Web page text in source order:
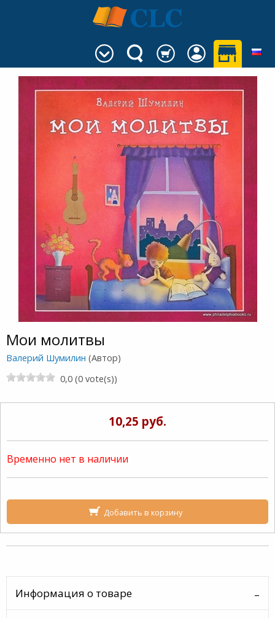
Мои молитвы
Валерий Шумилин (Автор)
0,0 (0 vote(s))
10,25 руб.
Временно нет в наличии
Добавить в корзину
Информация о товаре